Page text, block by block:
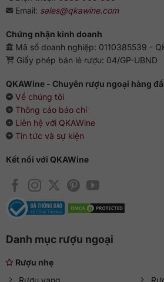
Mức giá của rượu Singleton 12 năm
sẽ dao động với mức từ
dung tích 700ml.
chính hãng được phân phối với giá
700ml. Nếu quý khách có nhu cầu,
Hotline/Zalo: 0363.909.636
hỗ trợ đặt hàng nhé!
Email: sales@qkawine.com
Chứng nhận kinh doanh
Mã số doanh nghiệp: 0110385539 -
Giấy phép bán lẻ rượu: 04/GP-UBND
QKAWine - Chuyên rượu ngoại hàng
Về chúng tôi
Thông cáo báo chí
Liên hệ với QKAWine
Tin tức và sự kiện
Kết nối với QKAWine
Danh mục rượu ngoại
Rượu nhẹ